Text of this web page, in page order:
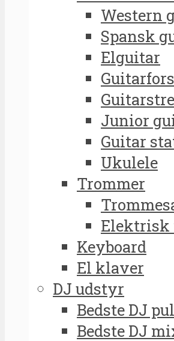
Western
Spansk
Elguitar
Junior
Guitar
Ukulele
Trommer
Elektrisk
Keyboard
El klaver
DJ udstyr
Bedste DJ
Bedste DJ